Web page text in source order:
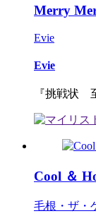
Merry
Evie
Evie
『挑戦状
Cool ＆
毛根・ザ・